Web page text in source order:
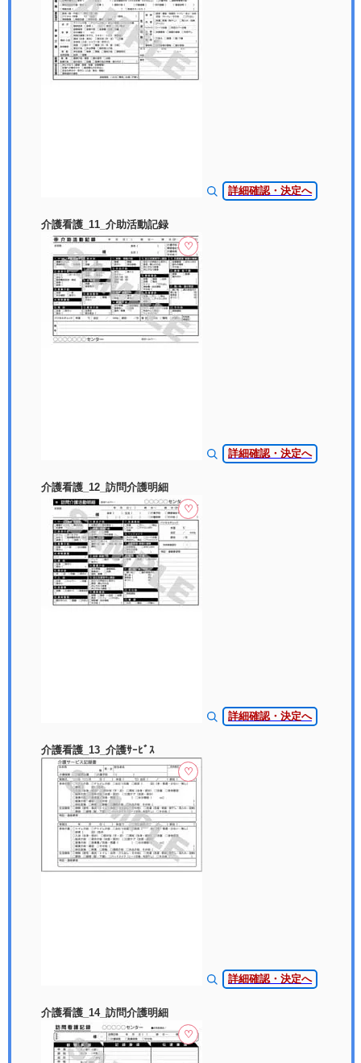
詳細確認・決定へ
介護看護_11_介助活動記録
♡
詳細確認・決定へ
介護看護_12_訪問介護明細
♡
詳細確認・決定へ
介護看護_13_介護ｻｰﾋﾞｽ
♡
詳細確認・決定へ
介護看護_14_訪問介護明細
♡